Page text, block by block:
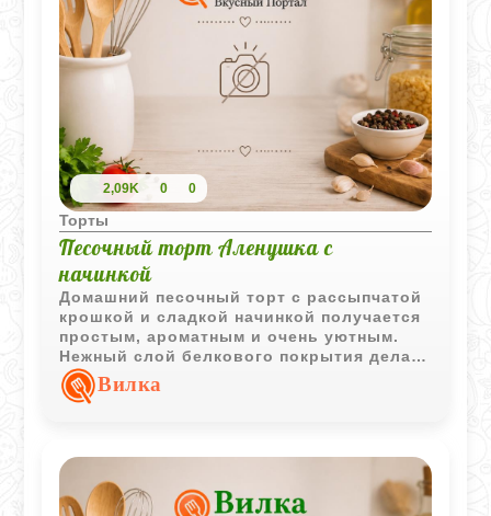
2,09K 0 0
Торты
Песочный торт Аленушка с
начинкой
Домашний песочный торт с рассыпчатой
крошкой и сладкой начинкой получается
простым, ароматным и очень уютным.
Нежный слой белкового покрытия делает
выпечку особенно мягкой и нарядной.
Вилка